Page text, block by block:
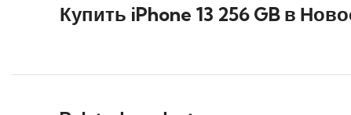
Купить iPhone 13 256 GB в